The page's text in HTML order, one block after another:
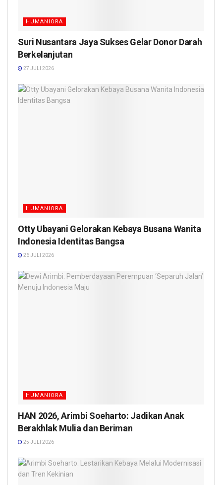
HUMANIORA
Suri Nusantara Jaya Sukses Gelar Donor Darah
Berkelanjutan
27 JULI 2026
HUMANIORA
Otty Ubayani Gelorakan Kebaya Busana Wanita
Indonesia Identitas Bangsa
26 JULI 2026
HUMANIORA
HAN 2026, Arimbi Soeharto: Jadikan Anak
Berakhlak Mulia dan Beriman
25 JULI 2026